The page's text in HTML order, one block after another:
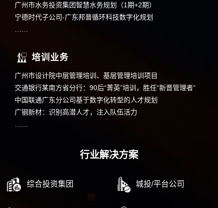
广州市水务投资集团智慧水务规划（1期+2期）
宁德时代子公司-广东邦普循环科技数字化规划
培训业务
广州市设计院中层管理培训、基层管理培训项目
交通银行某南方省分行：90后“菁英”培训，胜任“新晋管理者”
中国联通广东分公司基于数字化转型的人才规划
广钢新材：识别高潜人才，注入队伍活力
行业解决方案
综合投资集团 城投/平台公司